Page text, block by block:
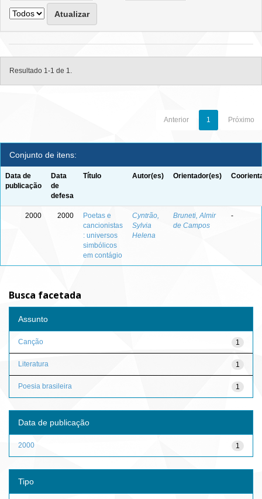
Resultado 1-1 de 1.
Anterior 1 Próximo
Conjunto de itens:
Data de
publicação
Data
de
defesa
Título Autor(es) Orientador(es)
2000 2000
Poetas e
cancionistas
: universos
simbólicos
em contágio
Cyntrão,
Sylvia
Helena
Bruneti, Almir
de Campos
-
Busca facetada
Assunto
1
Canção
1
Literatura
1
Poesia brasileira
Data de publicação
1
2000
Tipo